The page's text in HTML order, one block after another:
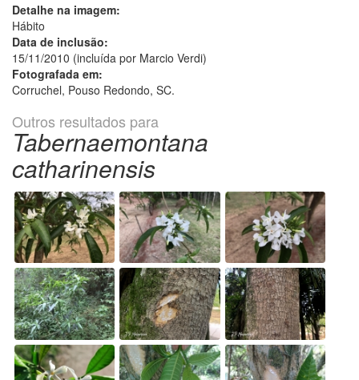
Detalhe na imagem:
Hábito
Data de inclusão:
15/11/2010 (incluída por Marcio Verdi)
Fotografada em:
Corruchel, Pouso Redondo, SC.
Outros resultados para
Tabernaemontana
catharinensis